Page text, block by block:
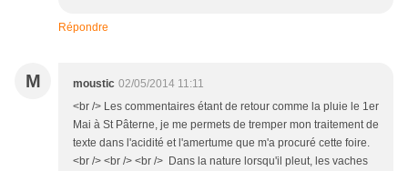
Répondre
M moustic 02/05/2014 11:11
<br /> Les commentaires étant de retour comme la pluie le 1er
Mai à St Pâterne, je me permets de tremper mon traitement de
texte dans l'acidité et l'amertume que m'a procuré cette foire.
<br /> <br /> <br /> Dans la nature lorsqu'il pleut, les vaches